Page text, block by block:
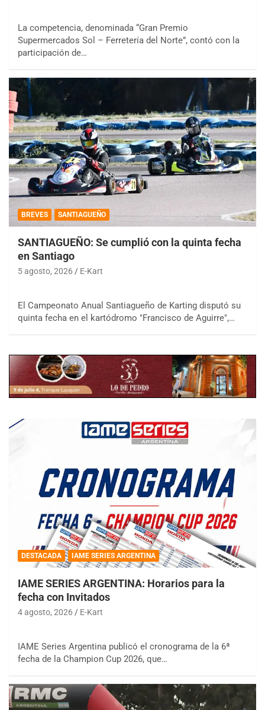
La competencia, denominada “Gran Premio
Supermercados Sol – Ferretería del Norte”, contó con la
participación de…
BREVES SANTIAGUEÑO
SANTIAGUEÑO: Se cumplió con la quinta fecha
en Santiago
5 agosto, 2026 E-Kart
El Campeonato Anual Santiagueño de Karting disputó su
quinta fecha en el kartódromo "Francisco de Aguirre",…
DESTACADA IAME SERIES ARGENTINA
IAME SERIES ARGENTINA: Horarios para la
fecha con Invitados
4 agosto, 2026 E-Kart
IAME Series Argentina publicó el cronograma de la 6ª
fecha de la Champion Cup 2026, que…